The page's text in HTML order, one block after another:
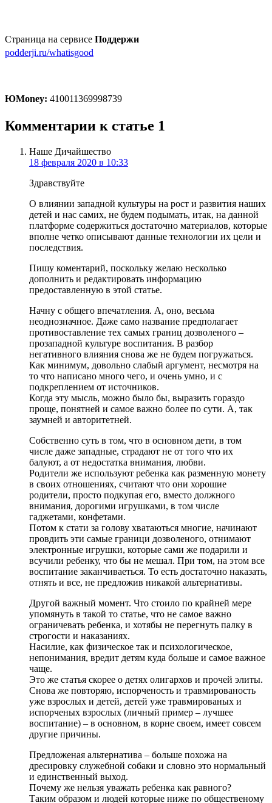
Страница на сервисе Поддержи
podderji.ru/whatisgood
ЮMoney: 410011369998739
Комментарии к статье 1
Наше Дичайшество
18 февраля 2020 в 10:33
Здравствуйте
О влиянии западной культуры на рост и развития наших
детей и нас самих, не будем подымать, итак, на данной
платформе содержиться достаточно материалов, которые
вполне четко описывают данные технологии их цели и
последствия.
Пишу коментарий, поскольку желаю несколько
дополнить и редактировать информацию
предоставленную в этой статье.
Начну с общего впечатления. А, оно, весьма
неоднозначное. Даже само название предполагает
противоставление тех самых границ дозволеного –
прозападной культуре воспитания. В разбор
негативного влияния снова же не будем погружаться.
Как минимум, довольно слабый аргумент, несмотря на
то что написано много чего, и очень умно, и с
подкреплением от источников.
Когда эту мысль, можно было бы, выразить гораздо
проще, понятней и самое важно более по сути. А, так
заумней и авторитетней.
Собственно суть в том, что в основном дети, в том
числе даже западные, страдают не от того что их
балуют, а от недостатка внимания, любви.
Родители же используют ребенка как разменную монету
в своих отношениях, считают что они хорошие
родители, просто подкупая его, вместо должного
внимания, дорогими игрушками, в том числе
гаджетами, конфетами.
Потом к стати за голову хватаються многие, начинают
провдить эти самые граници дозволеного, отнимают
электронные игрушки, которые сами же подарили и
всучили ребенку, что бы не мешал. При том, на этом все
воспитание заканчиваеться. То есть достаточно наказать,
отнять и все, не предложив никакой альтернативы.
Другой важный момент. Что стоило по крайней мере
упомянуть в такой то статье, что не самое важно
ограничевать ребенка, и хотябы не перегнуть палку в
строгости и наказаниях.
Насилие, как физическое так и психологическое,
непонимания, вредит детям куда больше и самое важное
чаще.
Это же статья скорее о детях олигархов и прочей элиты.
Снова же повторяю, испорченость и травмированость
уже взрослых и детей, детей уже травмированых и
испорченых взрослых (личный пример – лучшее
воспитание) – в основном, в корне своем, имеет совсем
другие причины.
Предложеная альтернатива – больше похожа на
дресировку служебной собаки и словно это нормальный
и единственный выход.
Почему же нельзя уважать ребенка как равного?
Таким образом и людей которые ниже по общественому